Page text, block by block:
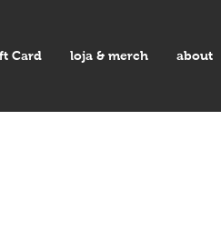
Card loja & merch about